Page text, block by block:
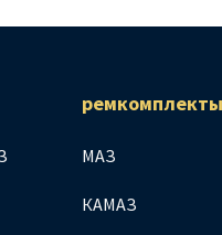
МАЗ
КАМАЗ